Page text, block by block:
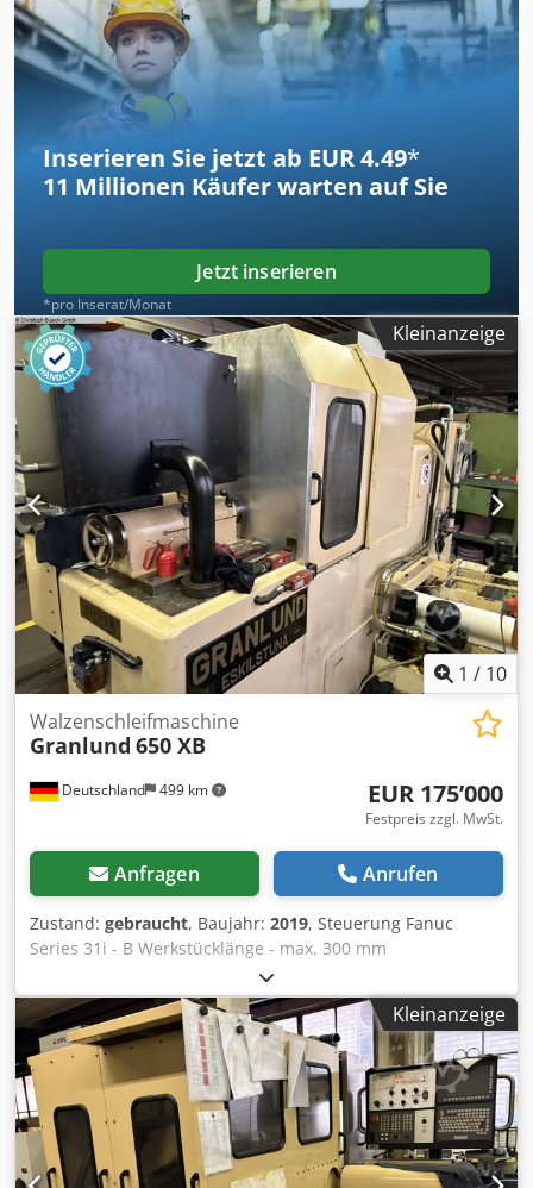
Schleiflänge: 5000mm Abmessung Schleifstein:1600 x
100mm Drehzahl Schleifstein:1620Rpm Länge: 17500mm
Dsdpfx Ajwrxqxjcqekr Breite: 5500mm Höhe: 2200mm
Gewicht: 60000kg
Inserieren Sie jetzt ab EUR 4.49*
11 Millionen Käufer warten auf Sie
Jetzt inserieren
*pro Inserat/Monat
Kleinanzeige
1 / 10
Deutschland 499 km
Walzenschleifmaschine
Granlund 650 XB
EUR 175’000
Festpreis zzgl. MwSt.
Anfragen Anrufen
Zustand: gebraucht, Baujahr: 2019, Steuerung Fanuc
Series 31i - B Werkstücklänge - max. 300 mm
Schleifscheibendurchmesser 356 mm
Schleifscheibenbreite 75 mm Pinolenhub 45 mm
Ringsenkendurchm. (mm) 120-650 Ausstattung
automatische Schleifscheiben-Abrichtungsvorrichtung, 2 x
Reitstock, Papierbandfilteranlage, Ölnebelabsaugung,
Dedpfx Acsy Tprpeqjkr Schaltschrank mit Kühler,
Schleifscheiben-Auswuchtbock Abmessungen 3800 x 2800
x 2200 mm Technische Merkmale Man kann Tiefschleifen
auf weichen Rohlingen durchführen. Das bedeutet, dass
Kleinanzeige